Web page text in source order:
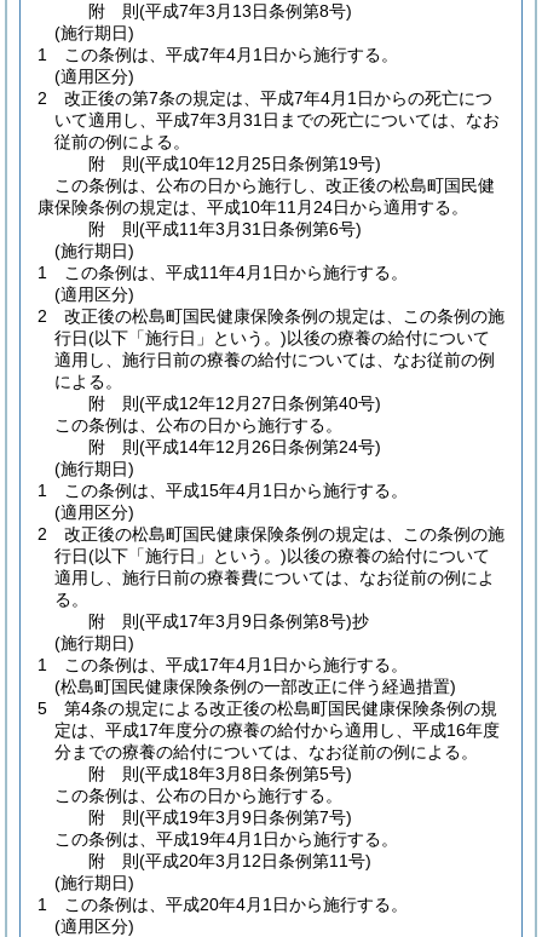
附 則(平成7年3月13日条例第8号)
(施行期日)
1
この条例は、平成7年4月1日から施行する。
(適用区分)
2
改正後の第7条の規定は、平成7年4月1日からの死亡につ
いて適用し、平成7年3月31日までの死亡については、なお
従前の例による。
附 則(平成10年12月25日条例第19号)
この条例は、公布の日から施行し、改正後の松島町国民健
康保険条例の規定は、平成10年11月24日から適用する。
附 則(平成11年3月31日条例第6号)
(施行期日)
1
この条例は、平成11年4月1日から施行する。
(適用区分)
2
改正後の松島町国民健康保険条例の規定は、この条例の施
行日(以下「施行日」という。)以後の療養の給付について
適用し、施行日前の療養の給付については、なお従前の例
による。
附 則(平成12年12月27日条例第40号)
この条例は、公布の日から施行する。
附 則(平成14年12月26日条例第24号)
(施行期日)
1
この条例は、平成15年4月1日から施行する。
(適用区分)
2
改正後の松島町国民健康保険条例の規定は、この条例の施
行日(以下「施行日」という。)以後の療養の給付について
適用し、施行日前の療養費については、なお従前の例によ
る。
附 則(平成17年3月9日条例第8号)抄
(施行期日)
1
この条例は、平成17年4月1日から施行する。
(松島町国民健康保険条例の一部改正に伴う経過措置)
5
第4条の規定による改正後の松島町国民健康保険条例の規
定は、平成17年度分の療養の給付から適用し、平成16年度
分までの療養の給付については、なお従前の例による。
附 則(平成18年3月8日条例第5号)
この条例は、公布の日から施行する。
附 則(平成19年3月9日条例第7号)
この条例は、平成19年4月1日から施行する。
附 則(平成20年3月12日条例第11号)
(施行期日)
1
この条例は、平成20年4月1日から施行する。
(適用区分)